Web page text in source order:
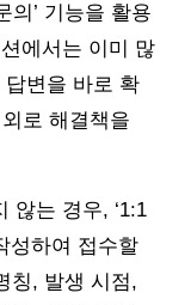
의’ 기능을 활용
에서는 이미 많
변을 바로 확
로 해결책을
않는 경우, ‘1:1
성하여 접수할
칭, 발생 시점,